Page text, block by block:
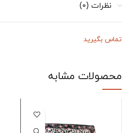
نظرات (0)
تماس بگیرید
محصولات مشابه